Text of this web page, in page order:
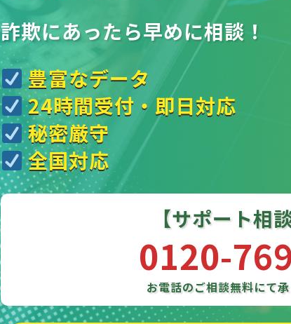
詐欺にあったら早めに相談！
豊富なデータ
24時間受付・即日対応
秘密厳守
全国対応
【サポート相
0120-
お電話のご相談無料にて